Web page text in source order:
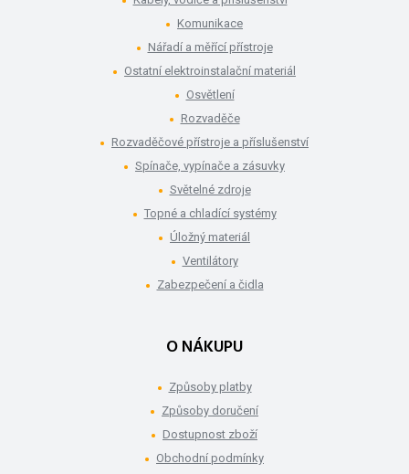
Komunikace
Nářadí a měřící přístroje
Ostatní elektroinstalační materiál
Osvětlení
Rozvaděče
Rozvaděčové přístroje a příslušenství
Spínače, vypínače a zásuvky
Světelné zdroje
Topné a chladící systémy
Úložný materiál
Ventilátory
Zabezpečení a čidla
O NÁKUPU
Způsoby platby
Způsoby doručení
Dostupnost zboží
Obchodní podmínky